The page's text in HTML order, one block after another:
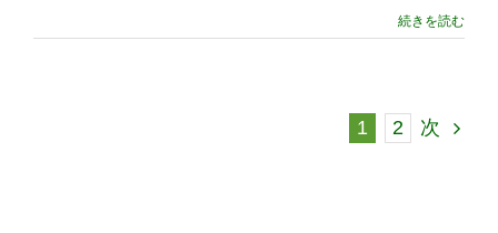
続きを読む
1 2 次